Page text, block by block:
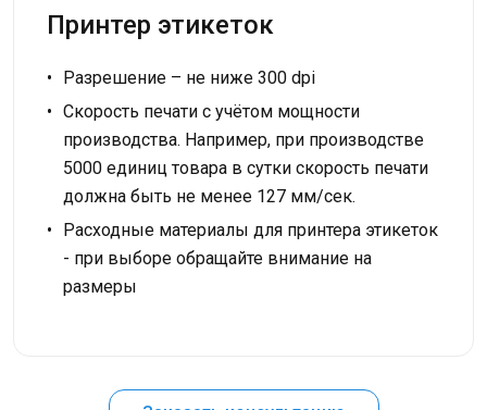
Принтер этикеток
Разрешение – не ниже 300 dpi
Скорость печати с учётом мощности
производства. Например, при производстве
5000 единиц товара в сутки скорость печати
должна быть не менее 127 мм/сек.
Расходные материалы для принтера этикеток
- при выборе обращайте внимание на
размеры